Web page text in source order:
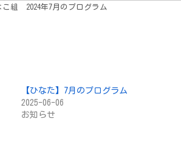
組 2024年7月のプログラム
【ひなた】7月のプログラム
2025-06-06
お知らせ